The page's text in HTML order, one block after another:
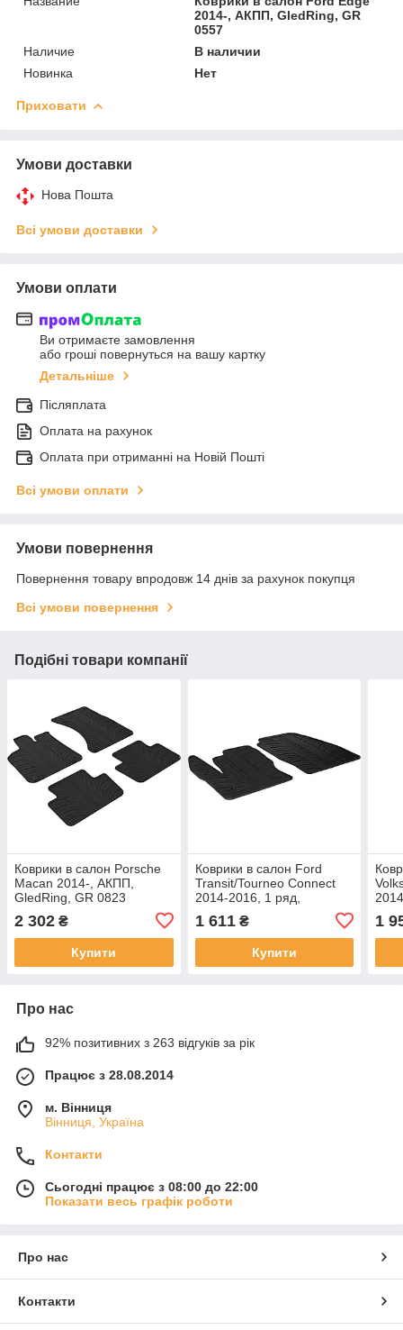
2014-, АКПП, GledRing, GR
0557
Наличие
В наличии
Новинка
Нет
Приховати
Умови доставки
Нова Пошта
Всі умови доставки
Умови оплати
Ви отримаєте замовлення
або гроші повернуться на вашу картку
Детальніше
Післяплата
Оплата на рахунок
Оплата при отриманні на Новій Пошті
Всі умови оплати
Умови повернення
Повернення товару впродовж 14 днів за рахунок покупця
Всі умови повернення
Подібні товари компанії
Коврики в салон Porsche
Macan 2014-, АКПП,
GledRing, GR 0823
2 302 ₴
Купити
Коврики в салон Ford
Transit/Tourneo Connect
2014-2016, 1 ряд,
1 611₴
Купити
1
Про нас
92% позитивних з 263 відгуків за рік
Працює з 28.08.2014
м. Вінниця
Вінниця, Україна
Контакти
Сьогодні працює з 08:00 до 22:00
Показати весь графік роботи
Про нас
Контакти